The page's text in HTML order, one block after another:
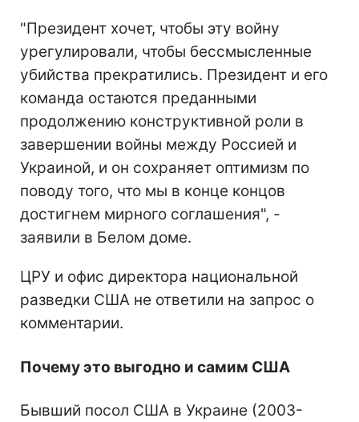
"Президент хочет, чтобы эту войну
урегулировали, чтобы бессмысленные
убийства прекратились. Президент и его
команда остаются преданными
продолжению конструктивной роли в
завершении войны между Россией и
Украиной, и он сохраняет оптимизм по
поводу того, что мы в конце концов
достигнем мирного соглашения", -
заявили в Белом доме.
ЦРУ и офис директора национальной
разведки США не ответили на запрос о
комментарии.
Почему это выгодно и самим США
Бывший посол США в Украине (2003-